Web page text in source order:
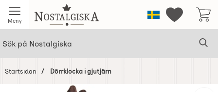
Meny Startsidan för NostalgiskaSverigeMina
Startsidan Dörrklocka i gjutjärn